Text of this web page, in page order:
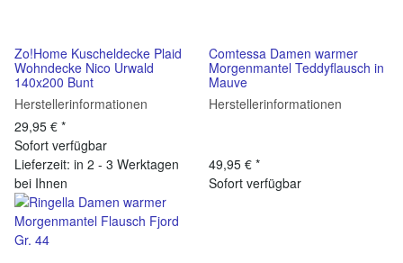
Zo!Home Kuscheldecke Plaid
Wohndecke Nico Urwald
140x200 Bunt
Herstellerinformationen
29,95 € *
Sofort verfügbar
Lieferzeit: in 2 - 3 Werktagen
bei Ihnen
Comtessa Damen warmer
Morgenmantel Teddyflausch in
Mauve
Herstellerinformationen
49,95 € *
Sofort verfügbar